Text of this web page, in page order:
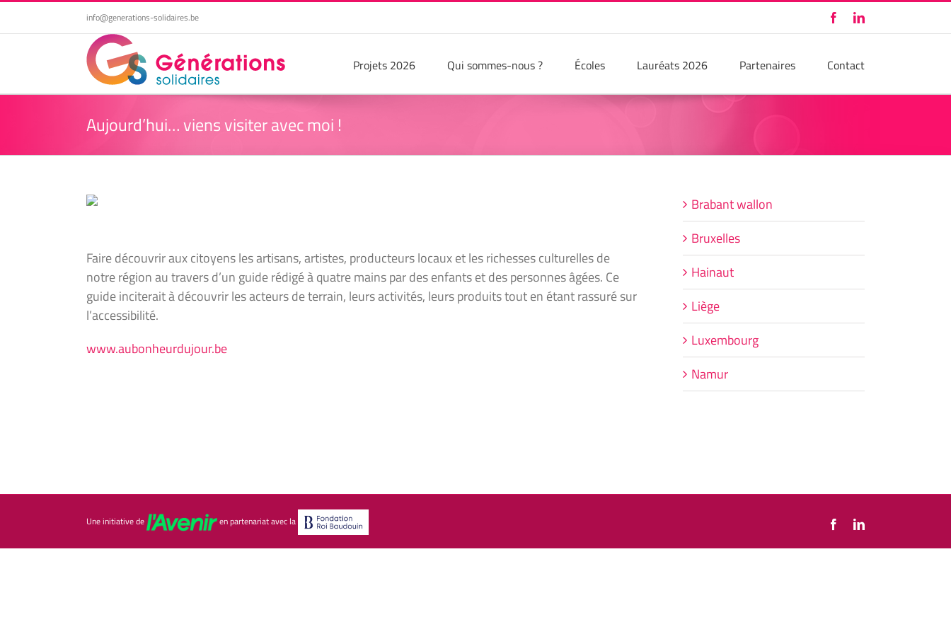
info@generations-solidaires.be FacebookLinkedIn
Projets 2026 Qui sommes-nous ? Écoles Lauréats 2026 Partenaires Contact
Aujourd’hui… viens visiter avec moi !
Faire découvrir aux citoyens les artisans, artistes, producteurs locaux et les richesses culturelles de
notre région au travers d’un guide rédigé à quatre mains par des enfants et des personnes âgées. Ce
guide inciterait à découvrir les acteurs de terrain, leurs activités, leurs produits tout en étant rassuré sur
l’accessibilité.
www.aubonheurdujour.be
Brabant wallon
Bruxelles
Hainaut
Liège
Luxembourg
Namur
Une initiative de en partenariat avec la FacebookLinkedIn